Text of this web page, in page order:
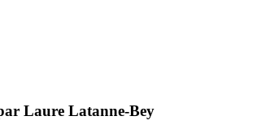
Laure Latanne-Bey